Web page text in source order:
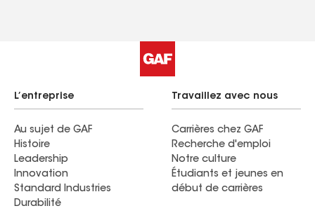
L’entreprise
Au sujet de GAF
Histoire
Leadership
Innovation
Standard Industries
Durabilité
Travaillez avec nous
Carrières chez GAF
Recherche d'emploi
Notre culture
Étudiants et jeunes en
début de carrières